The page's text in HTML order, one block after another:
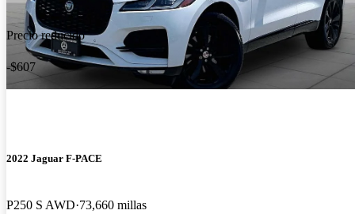
Precio reducido
-$607
2022 Jaguar F-PACE
P250 S AWD 73,660 millas